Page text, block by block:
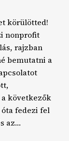
körülötted!
nonprofit
rajzban
bemutatni a
következők
fedezi fel
az…